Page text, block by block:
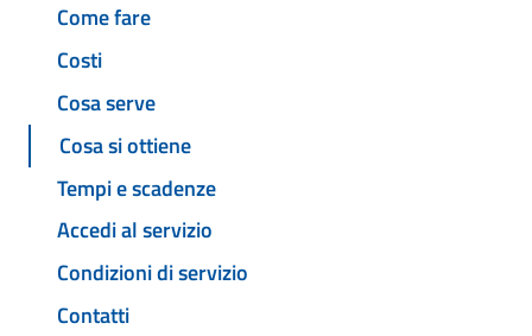
Come fare
Costi
Cosa serve
Cosa si ottiene
Tempi e scadenze
Accedi al servizio
Condizioni di servizio
Contatti